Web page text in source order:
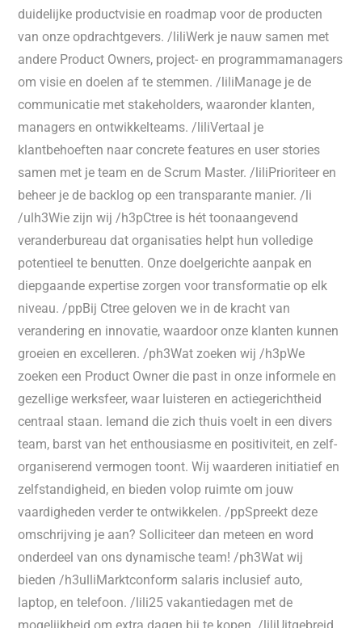
duidelijke productvisie en roadmap voor de producten
van onze opdrachtgevers. /liliWerk je nauw samen met
andere Product Owners, project- en programmamanagers
om visie en doelen af te stemmen. /liliManage je de
communicatie met stakeholders, waaronder klanten,
managers en ontwikkelteams. /liliVertaal je
klantbehoeften naar concrete features en user stories
samen met je team en de Scrum Master. /liliPrioriteer en
beheer je de backlog op een transparante manier. /li
/ulh3Wie zijn wij /h3pCtree is hét toonaangevend
veranderbureau dat organisaties helpt hun volledige
potentieel te benutten. Onze doelgerichte aanpak en
diepgaande expertise zorgen voor transformatie op elk
niveau. /ppBij Ctree geloven we in de kracht van
verandering en innovatie, waardoor onze klanten kunnen
groeien en excelleren. /ph3Wat zoeken wij /h3pWe
zoeken een Product Owner die past in onze informele en
gezellige werksfeer, waar luisteren en actiegerichtheid
centraal staan. Iemand die zich thuis voelt in een divers
team, barst van het enthousiasme en positiviteit, en zelf-
organiserend vermogen toont. Wij waarderen initiatief en
zelfstandigheid, en bieden volop ruimte om jouw
vaardigheden verder te ontwikkelen. /ppSpreekt deze
omschrijving je aan? Solliciteer dan meteen en word
onderdeel van ons dynamische team! /ph3Wat wij
bieden /h3ulliMarktconform salaris inclusief auto,
laptop, en telefoon. /lili25 vakantiedagen met de